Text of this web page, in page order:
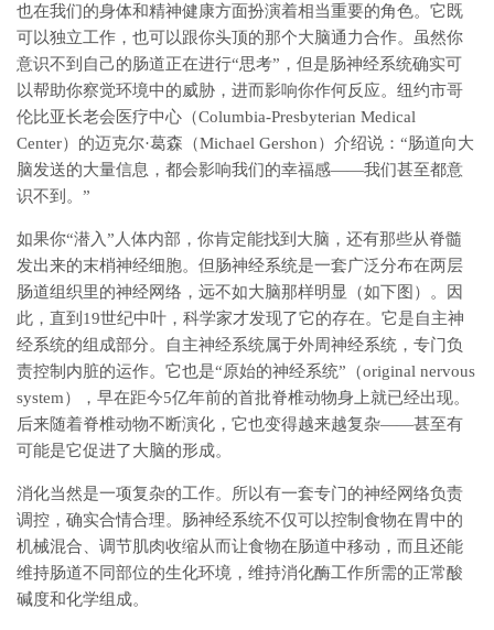
也在我们的身体和精神健康方面扮演着相当重要的角色。它既
可以独立工作，也可以跟你头顶的那个大脑通力合作。虽然你
意识不到自己的肠道正在进行“思考”，但是肠神经系统确实可
以帮助你察觉环境中的威胁，进而影响你作何反应。纽约市哥
伦比亚长老会医疗中心（Columbia-Presbyterian Medical
Center）的迈克尔·葛森（Michael Gershon）介绍说：“肠道向大
脑发送的大量信息，都会影响我们的幸福感——我们甚至都意
识不到。”
如果你“潜入”人体内部，你肯定能找到大脑，还有那些从脊髓
发出来的末梢神经细胞。但肠神经系统是一套广泛分布在两层
肠道组织里的神经网络，远不如大脑那样明显（如下图）。因
此，直到19世纪中叶，科学家才发现了它的存在。它是自主神
经系统的组成部分。自主神经系统属于外周神经系统，专门负
责控制内脏的运作。它也是“原始的神经系统”（original nervous
system），早在距今5亿年前的首批脊椎动物身上就已经出现。
后来随着脊椎动物不断演化，它也变得越来越复杂——甚至有
可能是它促进了大脑的形成。
消化当然是一项复杂的工作。所以有一套专门的神经网络负责
调控，确实合情合理。肠神经系统不仅可以控制食物在胃中的
机械混合、调节肌肉收缩从而让食物在肠道中移动，而且还能
维持肠道不同部位的生化环境，维持消化酶工作所需的正常酸
碱度和化学组成。